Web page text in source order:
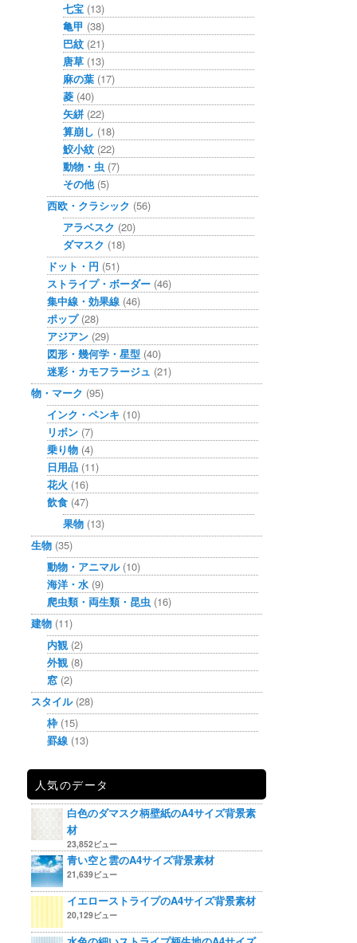
七宝 (13)
亀甲 (38)
巴紋 (21)
唐草 (13)
麻の葉 (17)
菱 (40)
矢絣 (22)
算崩し (18)
鮫小紋 (22)
動物・虫 (7)
その他(5)
西欧・クラシック (56)
アラベスク (20)
ダマスク (18)
ドット・円 (51)
ストライプ・ボーダー (46)
集中線・効果線 (46)
ポップ(28)
アジアン (29)
図形・幾何学・星型 (40)
迷彩・カモフラージュ (21)
物・マーク (95)
インク・ペンキ (10)
リボン (7)
乗り物 (4)
日用品 (11)
花火 (16)
飲食 (47)
果物 (13)
生物 (35)
動物・アニマル(10)
海洋・水 (9)
爬虫類・両生類・昆虫 (16)
建物 (11)
内観 (2)
外観 (8)
窓 (2)
スタイル(28)
枠 (15)
罫線 (13)
人気のデータ
白色のダマスク柄壁紙のA4サイズ背景素
材
23,852ビュー
青い空と雲のA4サイズ背景素材
21,639ビュー
イエローストライプのA4サイズ背景素材
20,129ビュー